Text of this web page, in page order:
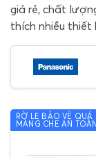
giá rẻ, chất
thích nhiều thiết
RỜ LE BẢO VỆ QUÁ
MÀNG CHE AN TOÀN